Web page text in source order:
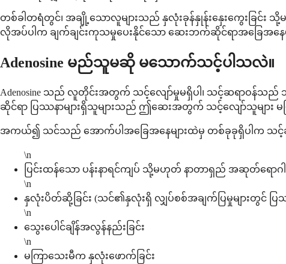
တစ်ခါတရံတွင်၊ အချို့သောလူများသည် နှလုံးခုန်နှုန်းနှေးကွေးခြင်း
လိုအပ်ပါက ချက်ချင်းကုသမှုပေးနိုင်သော ဆေးဘက်ဆိုင်ရာအခြေအနေ
Adenosine မည်သူမဆို မသောက်သင့်ပါသလဲ။
Adenosine သည် လူတိုင်းအတွက် သင့်လျော်မှုမရှိပါ၊ သင့်ဆရာဝန်
ဆိုင်ရာ ပြဿနာများရှိသူများသည် ဤဆေးအတွက် သင့်လျော်သူများ မဖ
အကယ်၍ သင်သည် အောက်ပါအခြေအနေများထဲမှ တစ်ခုခုရှိပါက
\n
ပြင်းထန်သော ပန်းနာရင်ကျပ် သို့မဟုတ် နာတာရှည် အဆုတ်ရောဂါ
\n
နှလုံးပိတ်ဆို့ခြင်း (သင်၏နှလုံးရှိ လျှပ်စစ်အချက်ပြမှုများတွင် ပြဿ
\n
သွေးပေါင်ချိန်အလွန်နည်းခြင်း
\n
မကြာသေးမီက နှလုံးဖောက်ခြင်း